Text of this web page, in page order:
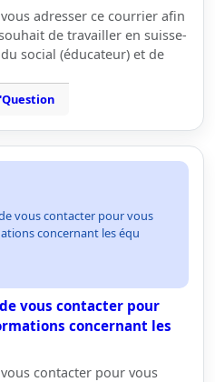
adresser ce courrier afin
de travailler en suisse-
social (éducateur) et de
vous contacter pour vous
concernant les équ
vous contacter pour
concernant les
contacter pour vous